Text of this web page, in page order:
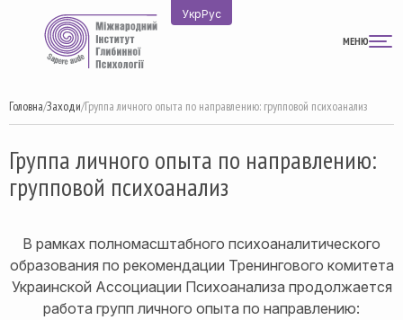
УкрРус
МЕНЮ
Головна/Заходи/Группа личного опыта по направлению: групповой психоанализ
Группа личного опыта по направлению:
групповой психоанализ
В рамках полномасштабного психоаналитического
образования по рекомендации Тренингового комитета
Украинской Ассоциации Психоанализа продолжается
работа групп личного опыта по направлению: